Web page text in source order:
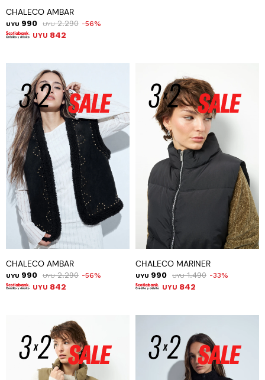
CHALECO AMBAR
UYU 990 UYU 2.290 56
UYU 842
CHALECO AMBAR
UYU 990 UYU 2.290 56
UYU 842
CHALECO MARINER
UYU 990 UYU 1.490 33
UYU 842